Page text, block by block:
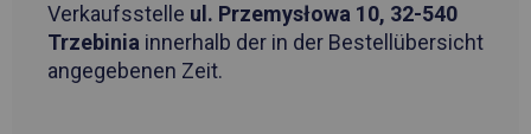
Verkaufsstelle ul. Przemysłowa 10, 32-540
Trzebinia innerhalb der in der Bestellübersicht
angegebenen Zeit.